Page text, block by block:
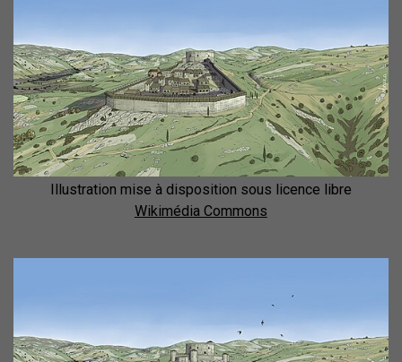
Illustration mise à disposition sous licence libre
Wikimédia Commons